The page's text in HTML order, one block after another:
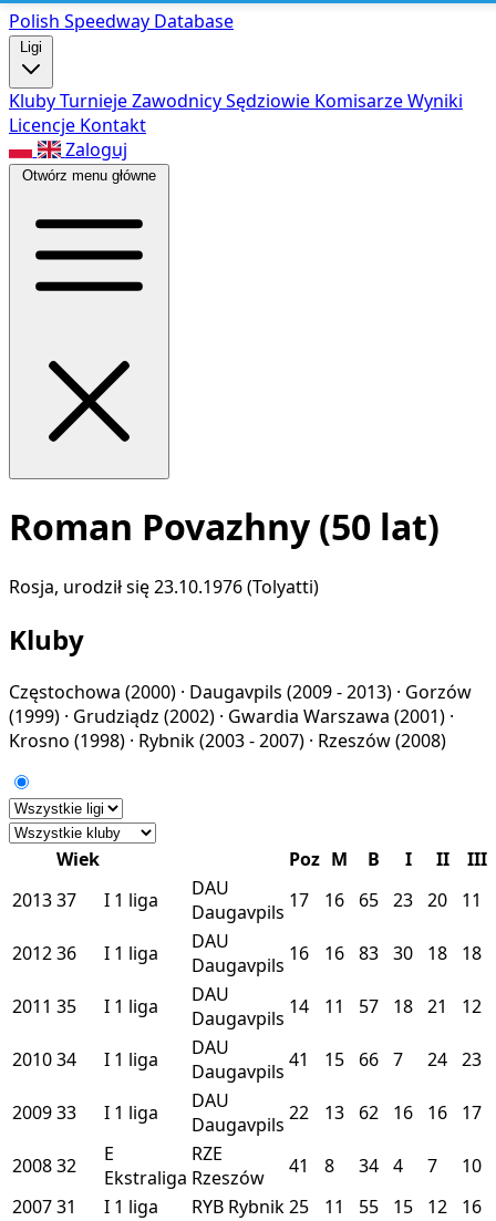
Polish Speedway Database
Ligi
KlubyTurniejeZawodnicySędziowie KomisarzeWyniki
Licencje Kontakt
Zaloguj
Otwórz menu główne
Roman Povazhny (50 lat)
Rosja, urodził się 23.10.1976 (Tolyatti)
Kluby
Częstochowa (2000) · Daugavpils (2009 - 2013) · Gorzów
(1999) · Grudziądz (2002) · Gwardia Warszawa (2001) ·
Krosno (1998) · Rybnik(2003 - 2007) · Rzeszów(2008)
Wiek Poz M B I II
III
201337 I 1 liga
DAU
Daugavpils 17 16 65 23 20 11
201236 I 1 liga
DAU
Daugavpils 16 16 83 30 18 18
2011 35 I 1 liga
DAU
Daugavpils 14 11 57 18 21 12
201034 I 1 liga
DAU
Daugavpils 41 15 66 7 24 23
200933 I 1 liga
DAU
Daugavpils 22 13 62 16 16 17
200832
E
Ekstraliga
RZE
Rzeszów
41 8 34 4 7
10
200731 I 1 liga RYB Rybnik25 11 55 15 12
16